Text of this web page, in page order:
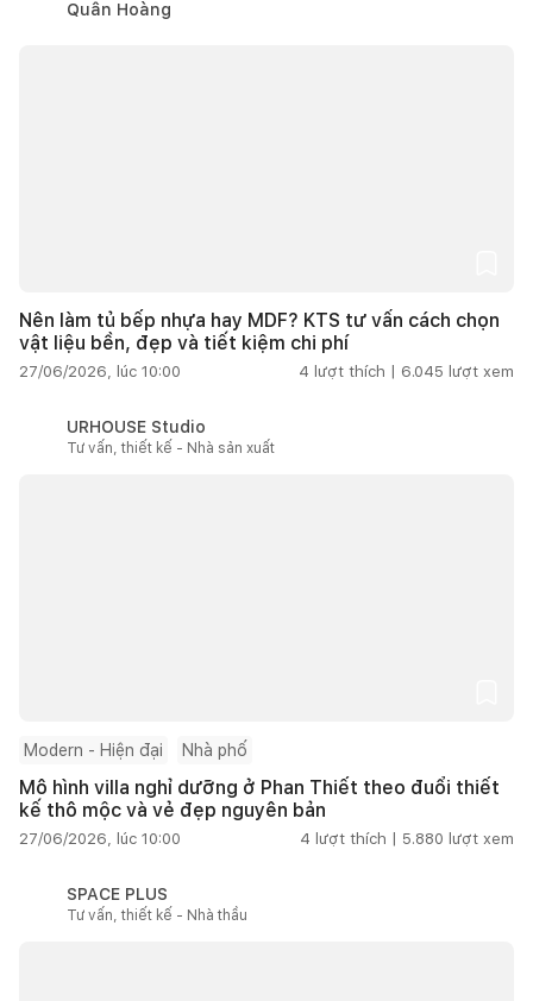
Quân Hoàng
Nên làm tủ bếp nhựa hay MDF? KTS tư vấn cách chọn
vật liệu bền, đẹp và tiết kiệm chi phí
27/06/2026, lúc 10:00 4 lượt thích | 6.045 lượt xem
URHOUSE Studio
Tư vấn, thiết kế - Nhà sản xuất
Modern - Hiện đại Nhà phố
Mô hình villa nghỉ dưỡng ở Phan Thiết theo đuổi thiết
kế thô mộc và vẻ đẹp nguyên bản
27/06/2026, lúc 10:00 4 lượt thích | 5.880 lượt xem
SPACE PLUS
Tư vấn, thiết kế - Nhà thầu